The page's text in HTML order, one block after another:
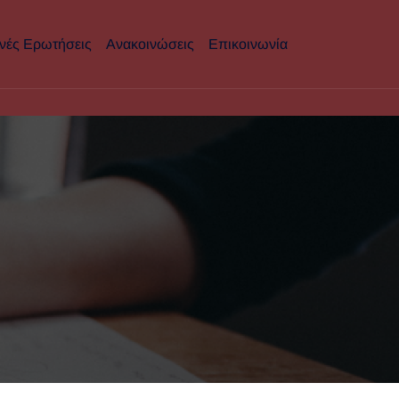
Ερωτήσεις Ανακοινώσεις Επικοινωνία